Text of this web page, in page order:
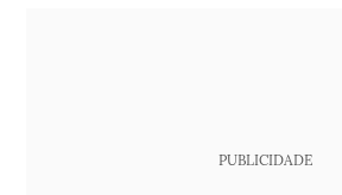
PUBLICIDADE